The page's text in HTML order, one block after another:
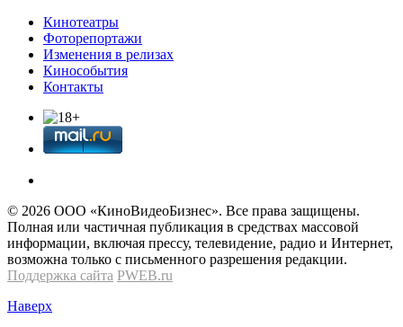
Кинотеатры
Фоторепортажи
Изменения в релизах
Кинособытия
Контакты
© 2026 OOО «КиноВидеоБизнес». Все права защищены.
Полная или частичная публикация в средствах массовой
информации, включая прессу, телевидение, радио и Интернет,
возможна только с письменного разрешения редакции.
Поддержка сайта PWEB.ru
Наверх